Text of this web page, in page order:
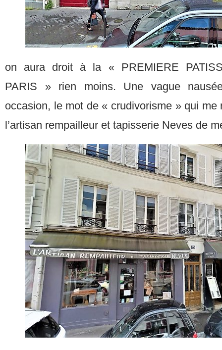
on aura droit à la « PREMIERE
PARIS » rien moins. Une vague
occasion, le mot de « crudivorisme » qui
l’artisan rempailleur et tapisserie Neves de